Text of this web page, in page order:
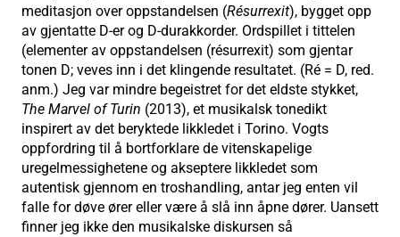
meditasjon over oppstandelsen (Résurrexit), bygget opp
av gjentatte D-er og D-durakkorder. Ordspillet i tittelen
(elementer av oppstandelsen (résurrexit) som gjentar
tonen D; veves inn i det klingende resultatet. (Ré = D, red.
anm.) Jeg var mindre begeistret for det eldste stykket,
The Marvel of Turin (2013), et musikalsk tonedikt
inspirert av det beryktede likkledet i Torino. Vogts
oppfordring til å bortforklare de vitenskapelige
uregelmessighetene og akseptere likkledet som
autentisk gjennom en troshandling, antar jeg enten vil
falle for døve ører eller være å slå inn åpne dører. Uansett
finner jeg ikke den musikalske diskursen så